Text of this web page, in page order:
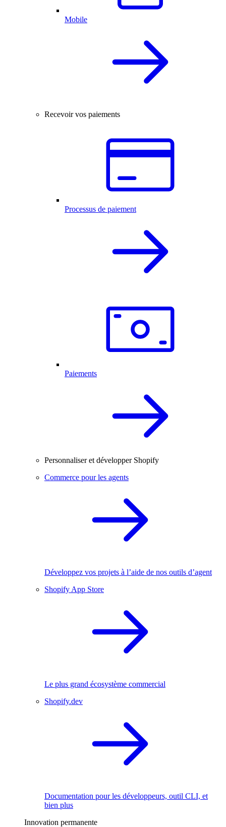
Mobile
Recevoir vos paiements
Processus de paiement
Paiements
Personnaliser et développer Shopify
Commerce pour les agents
Développez vos projets à l’aide de nos outils d’agent
Shopify App Store
Le plus grand écosystème commercial
Shopify.dev
Documentation pour les développeurs, outil CLI, et
bien plus
Innovation permanente